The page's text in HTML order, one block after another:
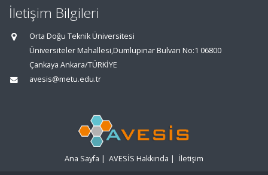
İletişim Bilgileri
Orta Doğu Teknik Üniversitesi
Üniversiteler Mahallesi,Dumlupınar Bulvarı No:1 06800
Çankaya Ankara/TÜRKİYE
avesis@metu.edu.tr
Ana Sayfa | AVESİS Hakkında | İletişim